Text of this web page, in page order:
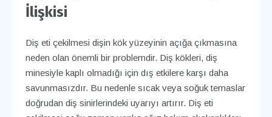
İlişkisi
Diş eti çekilmesi dişin kök yüzeyinin açığa çıkmasına
neden olan önemli bir problemdir. Diş kökleri, diş
minesiyle kaplı olmadığı için dış etkilere karşı daha
savunmasızdır. Bu nedenle sıcak veya soğuk temaslar
doğrudan diş sinirlerindeki uyarıyı artırır. Diş eti